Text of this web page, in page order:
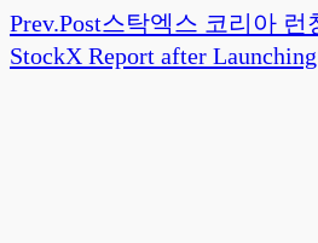
Prev.Post스탁엑스 코리아 런
StockX Report after